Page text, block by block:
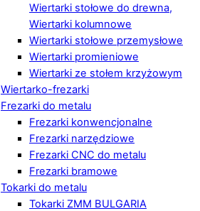
Wiertarki stołowe do drewna,
Wiertarki kolumnowe
Wiertarki stołowe przemysłowe
Wiertarki promieniowe
Wiertarki ze stołem krzyżowym
Wiertarko-frezarki
Frezarki do metalu
Frezarki konwencjonalne
Frezarki narzędziowe
Frezarki CNC do metalu
Frezarki bramowe
Tokarki do metalu
Tokarki ZMM BULGARIA